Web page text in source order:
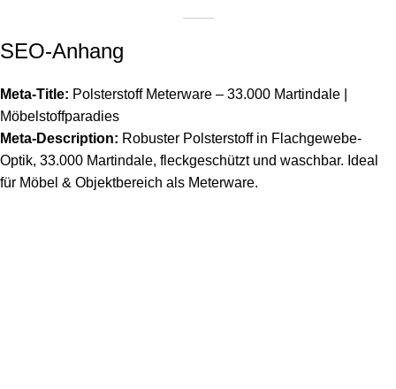
SEO-Anhang
Meta-Title: Polsterstoff Meterware – 33.000 Martindale |
Möbelstoffparadies
Meta-Description: Robuster Polsterstoff in Flachgewebe-
Optik, 33.000 Martindale, fleckgeschützt und waschbar. Ideal
für Möbel & Objektbereich als Meterware.